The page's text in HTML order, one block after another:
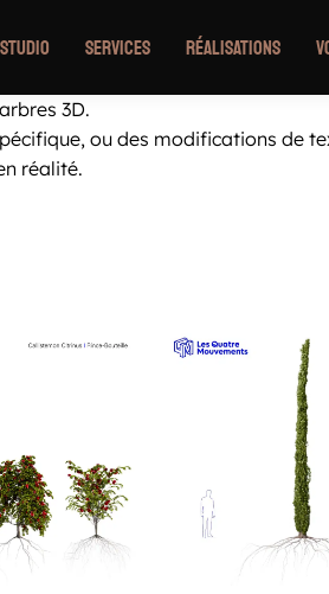
Services Réalisations
3D.
ou des modifications de
réalité.